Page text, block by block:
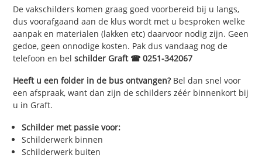
De vakschilders komen graag goed voorbereid bij u langs,
dus voorafgaand aan de klus wordt met u besproken welke
aanpak en materialen (lakken etc) daarvoor nodig zijn. Geen
gedoe, geen onnodige kosten. Pak dus vandaag nog de
telefoon en belschilder Graft ☎ 0251-342067
Heeft u een folder in de bus ontvangen?Bel dan snel voor
een afspraak, want dan zijn de schilders zéér binnenkort bij
u in Graft.
Schilder met passie voor:
Schilderwerk binnen
Schilderwerk buiten